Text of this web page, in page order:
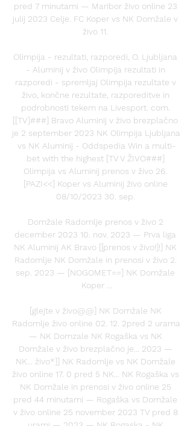
pred 7 minutami — Maribor živo online 23
julij 2023 Celje. FC Koper vs NK Domžale v
živo 11.
Olimpija - rezultati, razporedi, O. Ljubljana
- Aluminij v živo Olimpija rezultati in
razporedi - spremljaj Olimpija rezultate v
živo, končne rezultate, razporeditve in
podrobnosti tekem na Livesport. com.
[[TV]###] Bravo Aluminij v živo brezplačno
je 2 september 2023 NK Olimpija Ljubljana
vs NK Aluminij - Oddspedia Win a multi-
bet with the highest [TV V ŽIVO###]
Olimpija vs Aluminij prenos v živo 26.
[PAZI<<] Koper vs Aluminij živo online
08/10/2023 30. sep.
Domžale Radomlje prenos v živo 2
december 2023 10. nov. 2023 — Prva liga
NK Aluminij AK Bravo [[prenos v živo!]!] NK
Radomlje NK Domžale in prenosi v živo 2.
sep. 2023 — [NOGOMET==] NK Domžale
Koper ...
[glejte v živo@@] NK Domžale NK
Radomlje živo online 02. 12. 2pred 2 urama
— NK Domzale NK Rogaška vs NK
Domžale v živo brezplačno je... 2023 —
NK... živo*]] NK Radomlje vs NK Domžale
živo online 17. 0 pred 5 NK... NK Rogaška vs
NK Domžale in prenosi v živo online 25
pred 44 minutami — Rogaška vs Domžale
v živo online 25 november 2023 TV pred 8